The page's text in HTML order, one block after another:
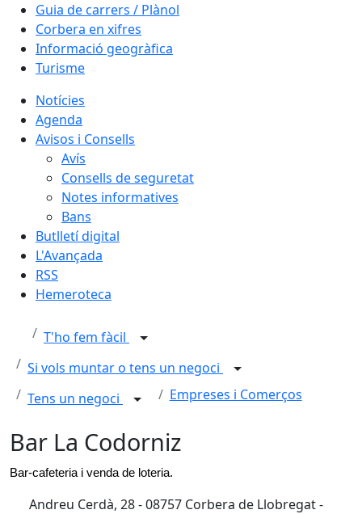
Guia de carrers / Plànol
Corbera en xifres
Informació geogràfica
Turisme
Notícies
Agenda
Avisos i Consells
Avís
Consells de seguretat
Notes informatives
Bans
Butlletí digital
L'Avançada
RSS
Hemeroteca
T'ho fem fàcil
Si vols muntar o tens un negoci
Tens un negoci
Empreses i Comerços
Bar La Codorniz
Bar-cafeteria i venda de loteria.
Andreu Cerdà, 28 - 08757 Corbera de Llobregat -